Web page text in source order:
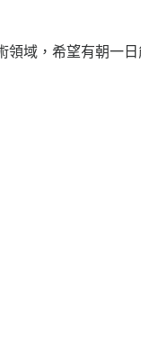
領域，希望有朝一